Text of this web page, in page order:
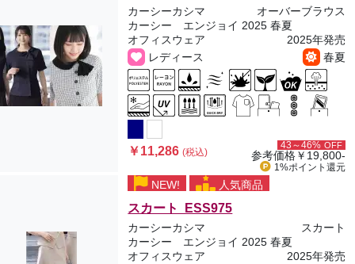
カーシーカシマ
オーバーブラウス
カーシー エンジョイ 2025 春夏
オフィスウェア
2025年発売
レディース
春夏
￥11,286(税込)
43～46% OFF
参考価格￥19,800-
1%ポイント 還元
NEW! 人気商品
スカート ESS975
カーシーカシマ
スカート
カーシー エンジョイ 2025 春夏
オフィスウェア
2025年発売